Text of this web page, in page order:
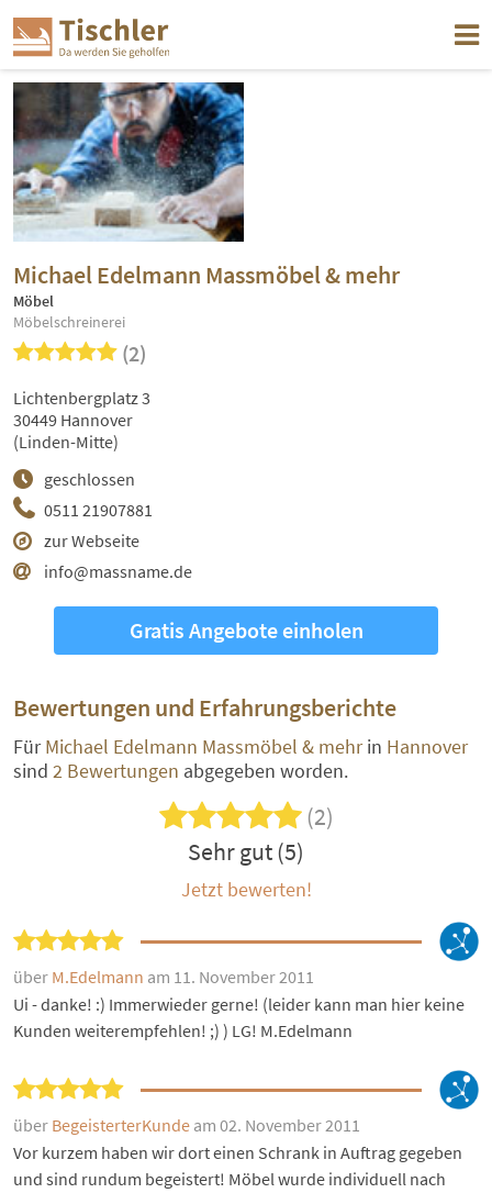
Michael Edelmann Massmöbel & mehr
Möbel
Möbelschreinerei
(2)
0511 21907881
zur Webseite
info@massname.de
geschlossen
Lichtenbergplatz 3
30449 Hannover
(Linden-Mitte)
Gratis Angebote einholen
Bewertungen und Erfahrungsberichte
FürMichael Edelmann Massmöbel & mehrin Hannover
sind 2 Bewertungen abgegeben worden.
(2)
Sehr gut (5)
Jetzt bewerten!
über M.Edelmann am 11. November 2011
Ui - danke! :) Immerwieder gerne! (leider kann man hier keine
Kunden weiterempfehlen! ;) ) LG! M.Edelmann
über BegeisterterKunde am 02. November 2011
Vor kurzem haben wir dort einen Schrank in Auftrag gegeben
und sind rundum begeistert! Möbel wurde individuell nach